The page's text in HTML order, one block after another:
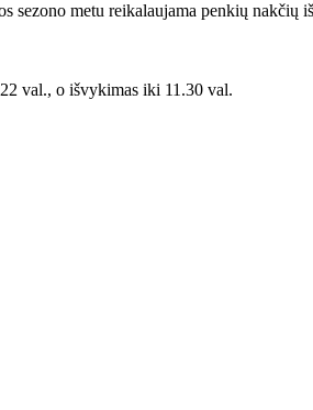
metu reikalaujama penkių nakčių
val., o išvykimas iki 11.30 val.